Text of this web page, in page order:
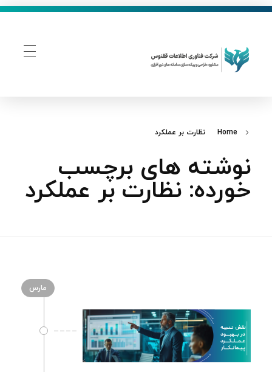
Home نظارت بر عملکرد
نوشته های برچسب
خورده: نظارت بر عملکرد
مارس